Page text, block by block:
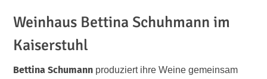
Weinhaus Bettina Schuhmann im
Kaiserstuhl
Bettina Schumann produziert ihre Weine gemeinsam